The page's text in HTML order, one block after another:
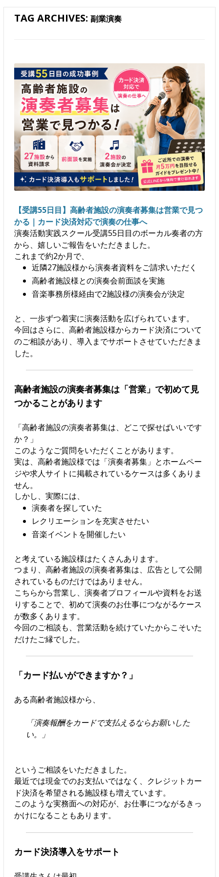
TAG ARCHIVES: 副業演奏
【受講55日目】高齢者施設の演奏者募集は営業で見つ
かる｜カード決済対応で演奏の仕事へ
演奏活動実践スクール受講55日目のボーカル奏者の方
から、嬉しいご報告をいただきました。
これまで約2か月で、
近隣27施設様から演奏者資料をご請求いただく
高齢者施設様との演奏会前面談を実施
音楽事務所様経由で2施設様の演奏会が決定
と、一歩ずつ着実に演奏活動を広げられています。
今回はさらに、高齢者施設様からカード決済について
のご相談があり、導入までサポートさせていただきま
した。
高齢者施設の演奏者募集は「営業」で初めて見
つかることがあります
「高齢者施設の演奏者募集は、どこで探せばいいです
か？」
このようなご質問をいただくことがあります。
実は、高齢者施設様では「演奏者募集」とホームペー
ジや求人サイトに掲載されているケースは多くありま
せん。
しかし、実際には、
演奏者を探していた
レクリエーションを充実させたい
音楽イベントを開催したい
と考えている施設様はたくさんあります。
つまり、高齢者施設の演奏者募集は、広告として公開
されているものだけではありません。
こちらから営業し、演奏者プロフィールや資料をお送
りすることで、初めて演奏のお仕事につながるケース
が数多くあります。
今回のご相談も、営業活動を続けていたからこそいた
だけたご縁でした。
「カード払いができますか？」
ある高齢者施設様から、
「演奏報酬をカードで支払えるならお願いした
い。」
というご相談をいただきました。
最近では現金でのお支払いではなく、クレジットカー
ド決済を希望される施設様も増えています。
このような実務面への対応が、お仕事につながるきっ
かけになることもあります。
カード決済導入をサポート